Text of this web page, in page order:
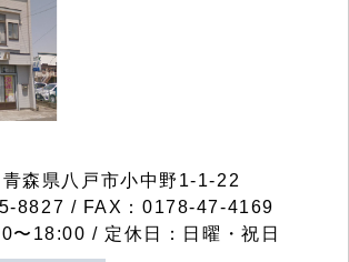
森県八戸市小中野1-1-22
8827 / FAX：0178-47-4169
〜18:00 / 定休日：日曜・祝日